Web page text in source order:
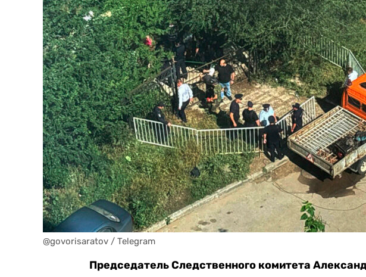
@govorisaratov / Telegram
Председатель Следственного комитета